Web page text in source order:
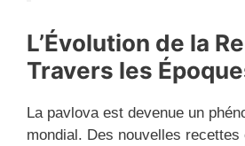
L’Évolution de la
Travers les
La pavlova est devenue un
mondial. Des nouvelles recettes